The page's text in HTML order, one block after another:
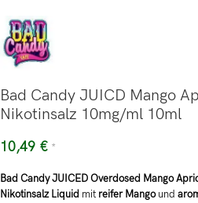
Bad Candy JUICD Mango
Nikotinsalz 10mg/ml 10ml
10,49 € *
Bad Candy JUICED Overdosed Mango
Nikotinsalz Liquid mit reifer Mangound